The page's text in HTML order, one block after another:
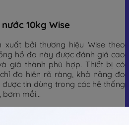
10kg Wise
bởi thương hiệu Wise theo
hồ đo này được đánh giá cao
giá thành phù hợp. Thiết bị có
đo hiện rõ ràng, khả năng đo
tin dùng trong các hệ thống
bơm mồi…